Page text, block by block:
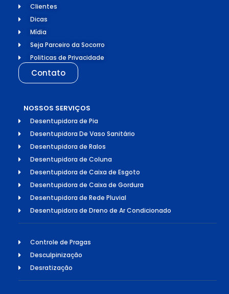
Clientes
Dicas
Mídia
Seja Parceiro da Socorro
Politicas de Privacidade
Contato
NOSSOS SERVIÇOS
Desentupidora de Pia
Desentupidora De Vaso Sanitário
Desentupidora de Ralos
Desentupidora de Coluna
Desentupidora de Caixa de Esgoto
Desentupidora de Caixa de Gordura
Desentupidora de Rede Pluvial
Desentupidora de Dreno de Ar Condicionado
Controle de Pragas
Desculpinização
Desratização